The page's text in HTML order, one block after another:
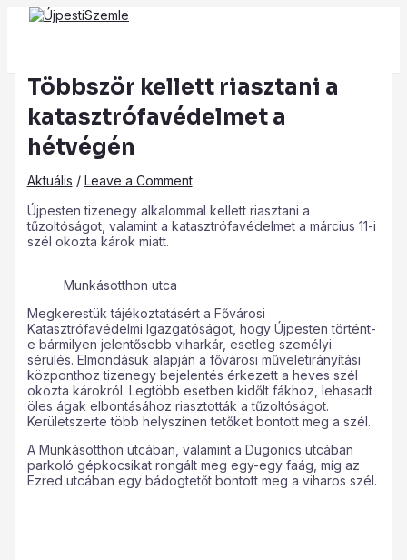
Skip
Main
Menu
Többször kellett riasztani a
katasztrófavédelmet a
hétvégén
Aktuális / Leave a Comment
Újpesten tizenegy alkalommal kellett riasztani a
tűzoltóságot, valamint a katasztrófavédelmet a március 11-i
szél okozta károk miatt.
Munkásotthon utca
Megkerestük tájékoztatásért a Fővárosi
Katasztrófavédelmi Igazgatóságot, hogy Újpesten történt-
e bármilyen jelentősebb viharkár, esetleg személyi
sérülés. Elmondásuk alapján a fővárosi műveletirányítási
központhoz tizenegy bejelentés érkezett a heves szél
okozta károkról. Legtöbb esetben kidőlt fákhoz, lehasadt
öles ágak elbontásához riasztották a tűzoltóságot.
Kerületszerte több helyszínen tetőket bontott meg a szél.
A Munkásotthon utcában, valamint a Dugonics utcában
parkoló gépkocsikat rongált meg egy-egy faág, míg az
Ezred utcában egy bádogtetőt bontott meg a viharos szél.
Post
navigation
Type
here..
Name*
Email*
Website